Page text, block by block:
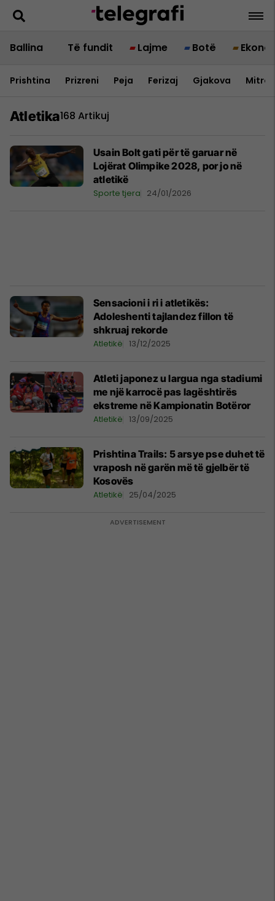
Ballina Të fundit Lajme Botë
Prishtina Prizreni Peja Ferizaj Gjakova
Atletika168 Artikuj
Usain Bolt gati për të garuar në
Lojërat Olimpike 2028, por jo në
atletikë
Sporte tjera 24/01/2026
Sensacioni i ri i atletikës:
Adoleshenti tajlandez fillon të
shkruaj rekorde
Atletikë 13/12/2025
Atleti japonez u largua nga stadiumi
me një karrocë pas lagështirës
ekstreme në Kampionatin Botëror
Atletikë 13/09/2025
Prishtina Trails: 5 arsye pse duhet të
vraposh në garën më të gjelbër të
Kosovës
Atletikë 25/04/2025